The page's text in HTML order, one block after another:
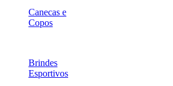
Canecas e
Copos
Brindes
Esportivos